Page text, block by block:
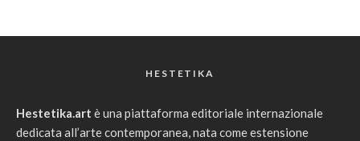
HESTETIKA
Hestetika.art è una piattaforma editoriale internazionale
dedicata all’arte contemporanea, nata come estensione